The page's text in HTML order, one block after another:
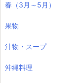
春（3月～5月）
果物
汁物・スープ
沖縄料理